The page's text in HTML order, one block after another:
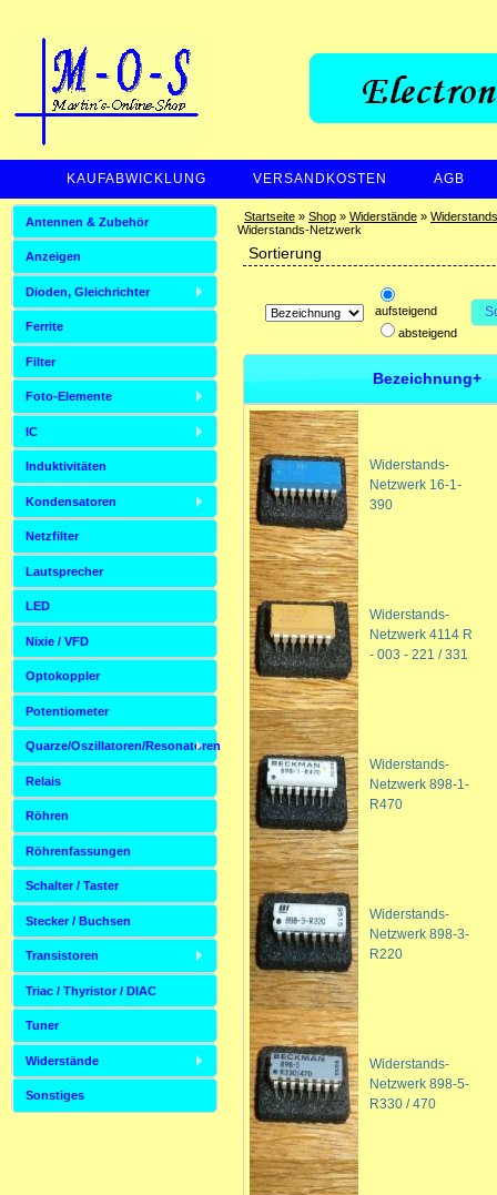
KAUFABWICKLUNG VERSANDKOSTEN AGB
ZAHLUNGSARTEN Startseite» Shop» Widerstände»
Widerstands-Netzwerk
Sortierung
aufsteigend
absteigend
Bezeichnung+
Widerstands-
Netzwerk 16-1-
390
Widerstands-
Netzwerk 4114 R
- 003 - 221 / 331
Widerstands-
Netzwerk 898-1-
R470
Widerstands-
Netzwerk 898-3-
R220
Widerstands-
Netzwerk 898-5-
R330 / 470
Antennen & Zubehör
Anzeigen
Dioden, Gleichrichter
Ferrite
Filter
Foto-Elemente
IC
Induktivitäten
Kondensatoren
Netzfilter
Lautsprecher
LED
Nixie / VFD
Optokoppler
Potentiometer
Quarze/Oszillatoren/Resonatoren
Relais
Röhren
Röhrenfassungen
Schalter / Taster
Stecker / Buchsen
Transistoren
Triac / Thyristor / DIAC
Tuner
Widerstände
Sonstiges